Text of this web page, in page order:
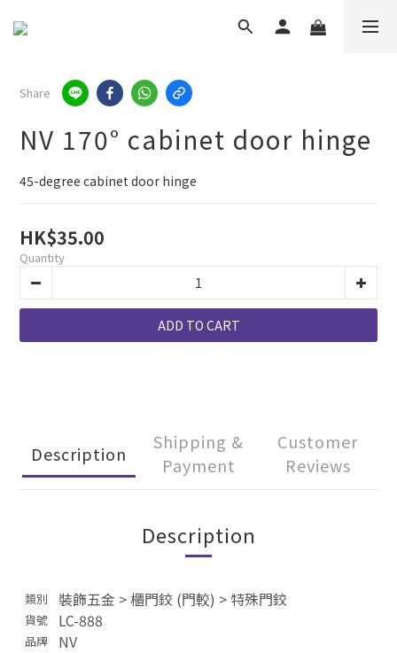
Share
NV 170° cabinet door hinge
45-degree cabinet door hinge
HK$35.00
Quantity
ADD TO CART
Description
Shipping &
Payment
Customer
Reviews
Description
類別 裝飾五金 >櫃門鉸 (門較) > 特殊門鉸
貨號 LC-888
品牌 NV